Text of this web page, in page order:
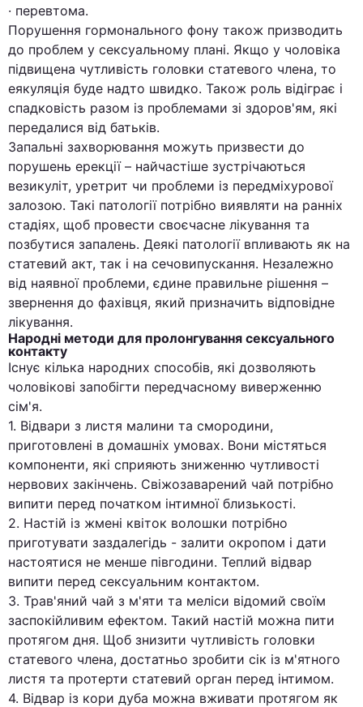
· перевтома.
Порушення гормонального фону також призводить
до проблем у сексуальному плані. Якщо у чоловіка
підвищена чутливість головки статевого члена, то
еякуляція буде надто швидко. Також роль відіграє і
спадковість разом із проблемами зі здоров'ям, які
передалися від батьків.
Запальні захворювання можуть призвести до
порушень ерекції – найчастіше зустрічаються
везикуліт, уретрит чи проблеми із передміхурової
залозою. Такі патології потрібно виявляти на ранніх
стадіях, щоб провести своєчасне лікування та
позбутися запалень. Деякі патології впливають як на
статевий акт, так і на сечовипускання. Незалежно
від наявної проблеми, єдине правильне рішення –
звернення до фахівця, який призначить відповідне
лікування.
Народні методи для пролонгування сексуального
контакту
Існує кілька народних способів, які дозволяють
чоловікові запобігти передчасному виверженню
сім'я.
1. Відвари з листя малини та смородини,
приготовлені в домашніх умовах. Вони містяться
компоненти, які сприяють зниженню чутливості
нервових закінчень. Свіжозаварений чай потрібно
випити перед початком інтимної близькості.
2. Настій із жмені квіток волошки потрібно
приготувати заздалегідь - залити окропом і дати
настоятися не менше півгодини. Теплий відвар
випити перед сексуальним контактом.
3. Трав'яний чай з м'яти та меліси відомий своїм
заспокійливим ефектом. Такий настій можна пити
протягом дня. Щоб знизити чутливість головки
статевого члена, достатньо зробити сік із м'ятного
листя та протерти статевий орган перед інтимом.
4. Відвар із кори дуба можна вживати протягом як